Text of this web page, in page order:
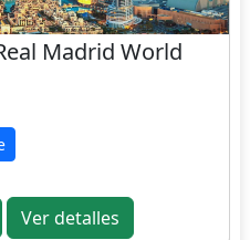
Madrid World
Ver detalles